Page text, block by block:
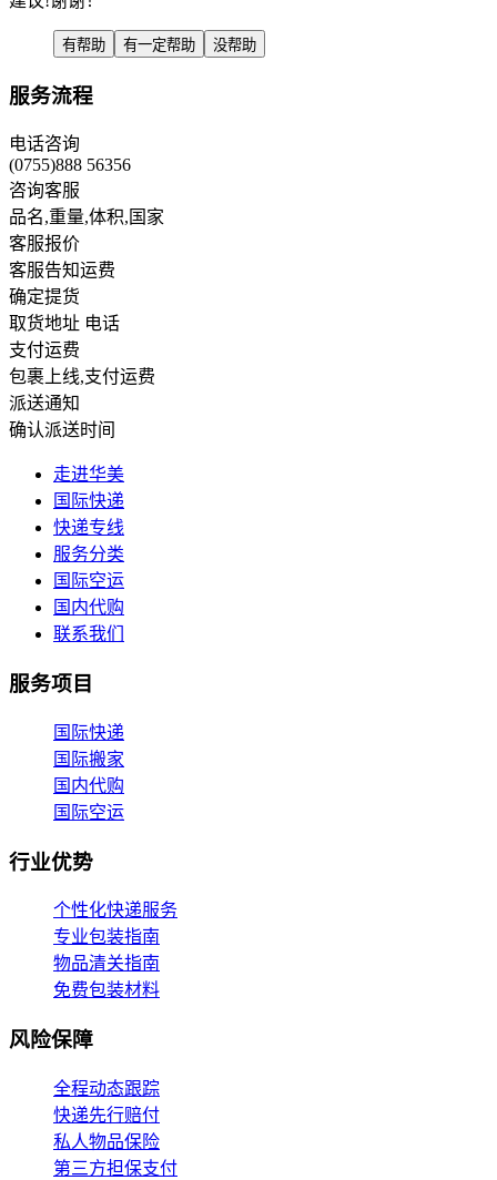
有帮助 有一定帮助 没帮助
服务流程
电话咨询
(0755)888 56356
咨询客服
品名,重量,体积,国家
客服报价
客服告知运费
确定提货
取货地址 电话
支付运费
包裹上线,支付运费
派送通知
确认派送时间
走进华美
国际快递
快递专线
服务分类
国际空运
国内代购
联系我们
服务项目
国际快递
国际搬家
国内代购
国际空运
行业优势
个性化快递服务
专业包装指南
物品清关指南
免费包装材料
风险保障
全程动态跟踪
快递先行赔付
私人物品保险
第三方担保支付